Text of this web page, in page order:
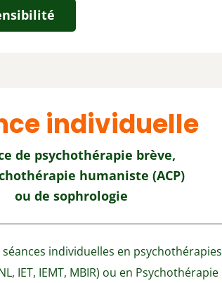
individuelle
de psychothérapie brève,
humaniste (ACP)
ou de sophrologie
séances individuelles en psychothérapies
IET, IEMT, MBIR) ou en Psychothérapie